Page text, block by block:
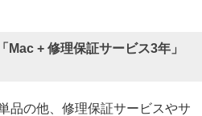
Mac + 修理保証サービス3年」
品の他、修理保証サービスやサ